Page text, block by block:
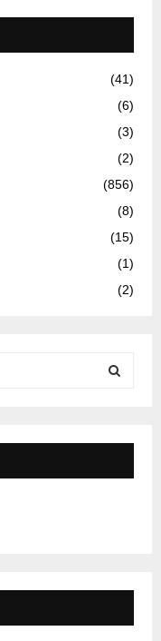
(41)
(6)
(3)
(2)
(856)
(8)
(15)
(1)
(2)
E
A
H